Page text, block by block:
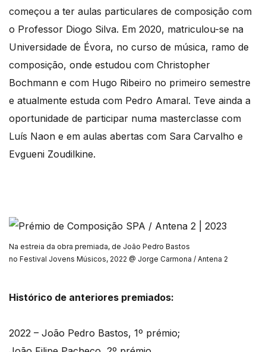
começou a ter aulas particulares de composição com
o Professor Diogo Silva. Em 2020, matriculou-se na
Universidade de Évora, no curso de música, ramo de
composição, onde estudou com Christopher
Bochmann e com Hugo Ribeiro no primeiro semestre
e atualmente estuda com Pedro Amaral. Teve ainda a
oportunidade de participar numa masterclasse com
Luís Naon e em aulas abertas com Sara Carvalho e
Evgueni Zoudilkine.
Na estreia da obra premiada, de João Pedro Bastos
no Festival Jovens Músicos, 2022 @ Jorge Carmona / Antena 2
Histórico de anteriores premiados:
2022 – João Pedro Bastos, 1º prémio;